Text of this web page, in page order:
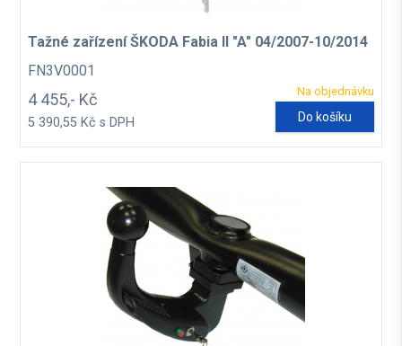
Tažné zařízení ŠKODA Fabia II "A" 04/2007-10/2014
FN3V0001
Na objednávku
4 455,- Kč
5 390,55 Kč s DPH Do košíku